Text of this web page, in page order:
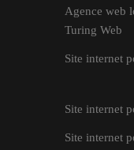
Agence web
Turing Web
Site internet
Site internet
Site internet